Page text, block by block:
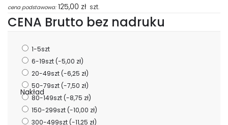
cena podstawowa: 125,00 zł szt.
CENA Brutto bez nadruku
Nakład
1-5szt
6-19szt(-5,00 zł)
20-49szt(-6,25 zł)
50-79szt(-7,50 zł)
80-149szt(-8,75 zł)
150-299szt(-10,00 zł)
300-499szt(-11,25 zł)